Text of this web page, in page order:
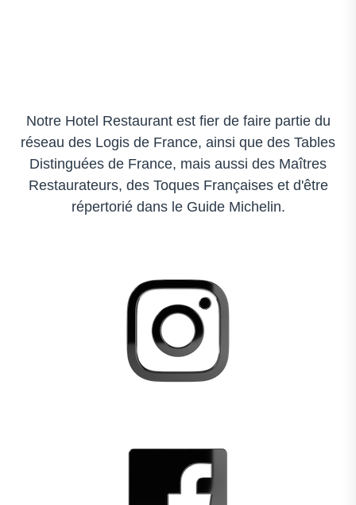
Notre Hotel Restaurant est fier de faire partie du
réseau des Logis de France, ainsi que des Tables
Distinguées de France, mais aussi des Maîtres
Restaurateurs, des Toques Françaises et d'être
répertorié dans le Guide Michelin.